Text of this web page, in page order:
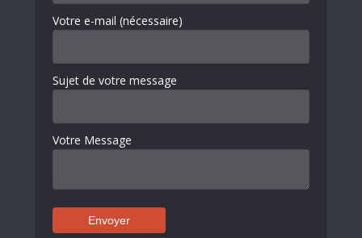
Votre e-mail (nécessaire)
Sujet de votre message
Votre Message